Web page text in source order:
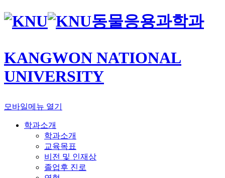
동물응용과학과
KANGWON NATIONAL
UNIVERSITY
모바일메뉴 열기
학과소개
학과소개
교육목표
비전 및 인재상
졸업후 진로